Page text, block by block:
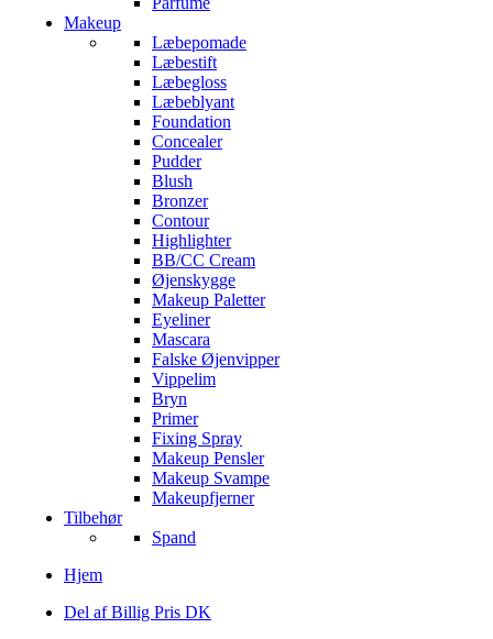
Makeup
Læbepomade
Læbestift
Læbegloss
Læbeblyant
Foundation
Concealer
Pudder
Blush
Bronzer
Contour
Highlighter
BB/CC Cream
Øjenskygge
Makeup Paletter
Eyeliner
Mascara
Falske Øjenvipper
Vippelim
Bryn
Primer
Fixing Spray
Makeup Pensler
Makeup Svampe
Makeupfjerner
Tilbehør
Spand
Hjem
Del af Billig Pris DK